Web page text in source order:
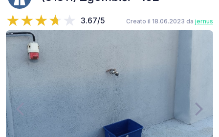
3.67/5 Creato il 18.06.2023 da jernus